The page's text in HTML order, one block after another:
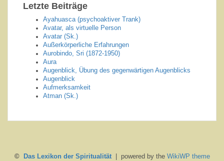
Letzte Beiträge
Ayahuasca (psychoaktiver Trank)
Avatar, als virtuelle Person
Avatar (Sk.)
Außerkörperliche Erfahrungen
Aurobindo, Sri (1872-1950)
Aura
Augenblick, Übung des gegenwärtigen Augenblicks
Augenblick
Aufmerksamkeit
Atman (Sk.)
© Das Lexikon der Spiritualität| powered by the WikiWP theme